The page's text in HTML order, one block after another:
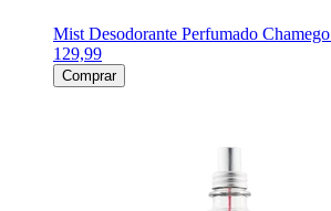
Mist Desodorante Perfumado
129,99
Comprar